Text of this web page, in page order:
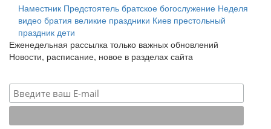
Наместник Предстоятель братское богослужение Неделя
видео братия великие праздники Киев престольный
праздник дети
Еженедельная рассылка только важных обновлений
Новости, расписание, новое в разделах сайта